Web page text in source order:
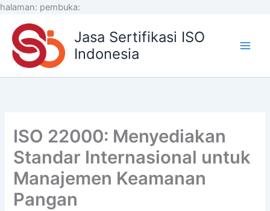
halaman: pembuka:
konten
Jasa Sertifikasi ISO
Indonesia
ISO 22000: Menyediakan
Standar Internasional untuk
Manajemen Keamanan
Pangan